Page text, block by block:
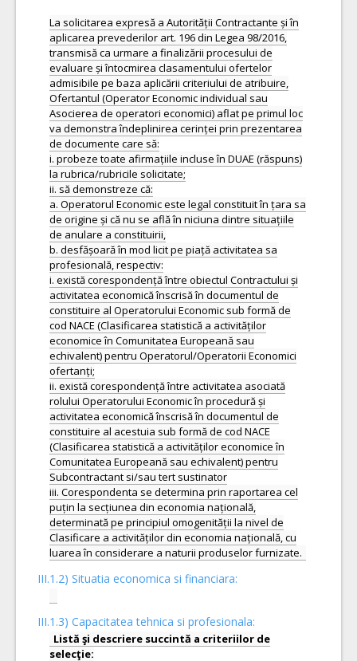
La solicitarea expresă a Autorității Contractante și în
aplicarea prevederilor art. 196 din Legea 98/2016,
transmisă ca urmare a finalizării procesului de
evaluare și întocmirea clasamentului ofertelor
admisibile pe baza aplicării criteriului de atribuire,
Ofertantul (Operator Economic individual sau
Asocierea de operatori economici) aflat pe primul loc
va demonstra îndeplinirea cerinței prin prezentarea
de documente care să:
i. probeze toate afirmațiile incluse în DUAE (răspuns)
la rubrica/rubricile solicitate;
ii. să demonstreze că:
a. Operatorul Economic este legal constituit în țara sa
de origine și că nu se află în niciuna dintre situațiile
de anulare a constituirii,
b. desfășoară în mod licit pe piață activitatea sa
profesională, respectiv:
i. există corespondență între obiectul Contractului și
activitatea economică înscrisă în documentul de
constituire al Operatorului Economic sub formă de
cod NACE (Clasificarea statistică a activităților
economice în Comunitatea Europeană sau
echivalent) pentru Operatorul/Operatorii Economici
ofertanți;
ii. există corespondență între activitatea asociată
rolului Operatorului Economic în procedură și
activitatea economică înscrisă în documentul de
constituire al acestuia sub formă de cod NACE
(Clasificarea statistică a activităților economice în
Comunitatea Europeană sau echivalent) pentru
Subcontractant si/sau tert sustinator
iii. Corespondenta se determina prin raportarea cel
puțin la secțiunea din economia națională,
determinată pe principiul omogenității la nivel de
Clasificare a activităților din economia națională, cu
III.1.2) Situatia economica si financiara:
III.1.3) Capacitatea tehnica si profesionala:
Listă şi descriere succintă a criteriilor de